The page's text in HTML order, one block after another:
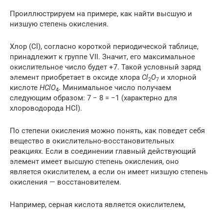
Проиллюстрируем на примере, как найти высшую и
низшую степень окисления.
Хлор (Cl), согласно короткой периодической таблице,
принадлежит к группе VII. Значит, его максимальное
окислительное число будет +7. Такой условный заряд
элемент приобретает в оксиде хлора Cl2O7 и хлорной
кислоте HClO4. Минимальное число получаем
следующим образом: 7 − 8 = −1 (характерно для
хлороводорода HCl).
По степени окисления можно понять, как поведет себя
вещество в окислительно-восстановительных
реакциях. Если в соединении главный действующий
элемент имеет высшую степень окисления, оно
является окислителем, а если он имеет низшую степень
окисления — восстановителем.
Например, серная кислота является окислителем,